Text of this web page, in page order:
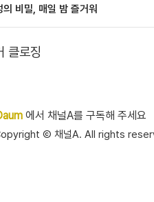
클로징
에서 채널A를 구독해 주세요
Ⓒ 채널A. All rights